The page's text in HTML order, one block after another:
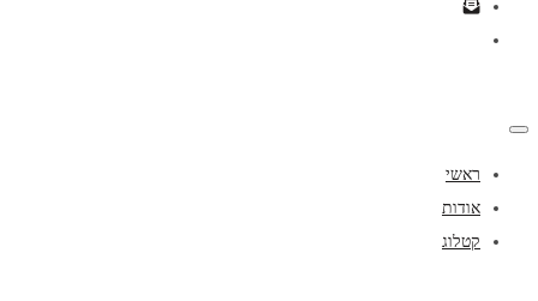
ראשי
אודות
קטלוג